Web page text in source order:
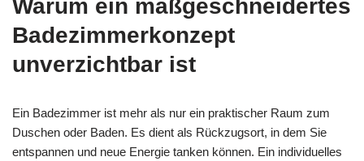
Warum ein maßgeschneidertes
Badezimmerkonzept
unverzichtbar ist
Ein Badezimmer ist mehr als nur ein praktischer Raum zum
Duschen oder Baden. Es dient als Rückzugsort, in dem Sie
entspannen und neue Energie tanken können. Ein individuelles